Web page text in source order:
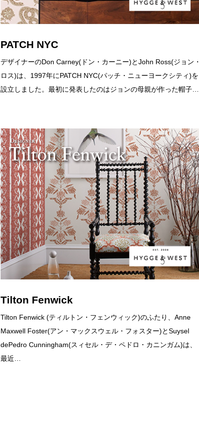
PATCH NYC
デザイナーのDon Carney(ドン・カーニー)とJohn Ross(ジョン・
ロス)は、1997年にPATCH NYC(パッチ・ニューヨークシティ)を
設立しました。最初に発表したのはジョンの母親が作った帽子…
Tilton Fenwick
Tilton Fenwick (ティルトン・フェンウィック)のふたり、Anne
Maxwell Foster(アン・マックスウェル・フォスター)とSuysel
dePedro Cunningham(スィセル・デ・ペドロ・カニンガム)は、
最近…